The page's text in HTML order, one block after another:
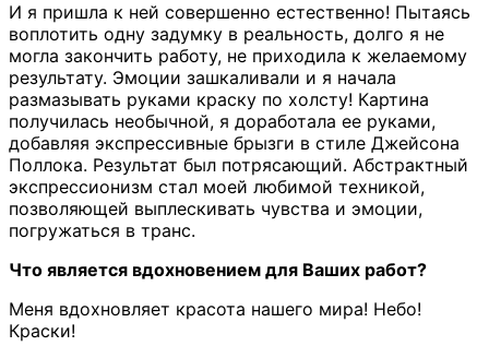
И я пришла к ней совершенно естественно! Пытаясь
воплотить одну задумку в реальность, долго я не
могла закончить работу, не приходила к желаемому
результату. Эмоции зашкаливали и я начала
размазывать руками краску по холсту! Картина
получилась необычной, я доработала ее руками,
добавляя экспрессивные брызги в стиле Джейсона
Поллока. Результат был потрясающий. Абстрактный
экспрессионизм стал моей любимой техникой,
позволяющей выплескивать чувства и эмоции,
погружаться в транс.
Что является вдохновением для Ваших работ?
Меня вдохновляет красота нашего мира! Небо!
Краски!